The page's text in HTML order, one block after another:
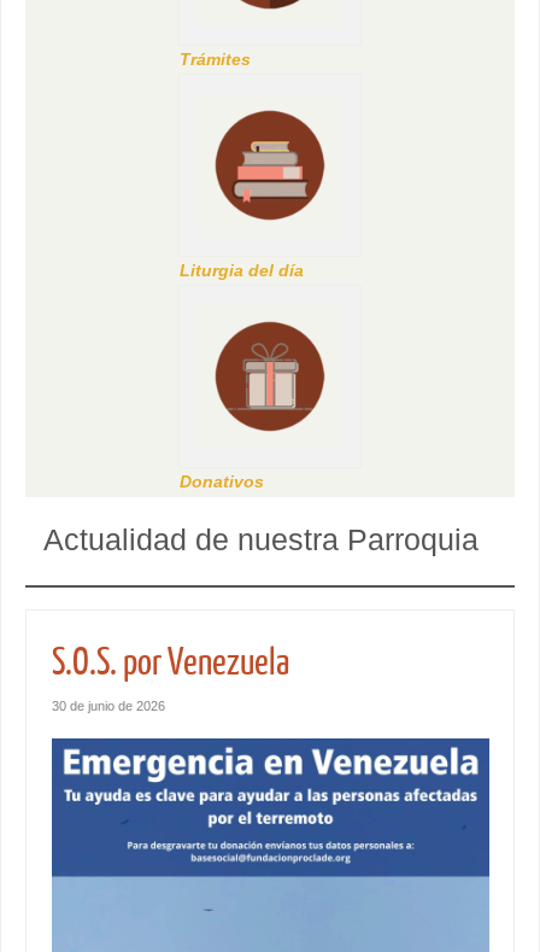
Trámites
Liturgia del día
Donativos
Actualidad de nuestra Parroquia
S.O.S. por Venezuela
30 de junio de 2026